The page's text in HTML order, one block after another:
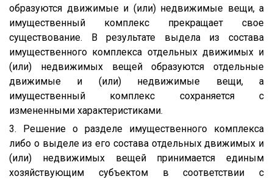
образуются движимые и (или) недвижимые вещи, а
имущественный комплекс прекращает свое
существование. В результате выдела из состава
имущественного комплекса отдельных движимых и
(или) недвижимых вещей образуются отдельные
движимые и (или) недвижимые вещи, а
имущественный комплекс сохраняется с
измененными характеристиками.
3. Решение о разделе имущественного комплекса
либо о выделе из его состава отдельных движимых и
(или) недвижимых вещей принимается единым
хозяйствующим субъектом в соответствии с